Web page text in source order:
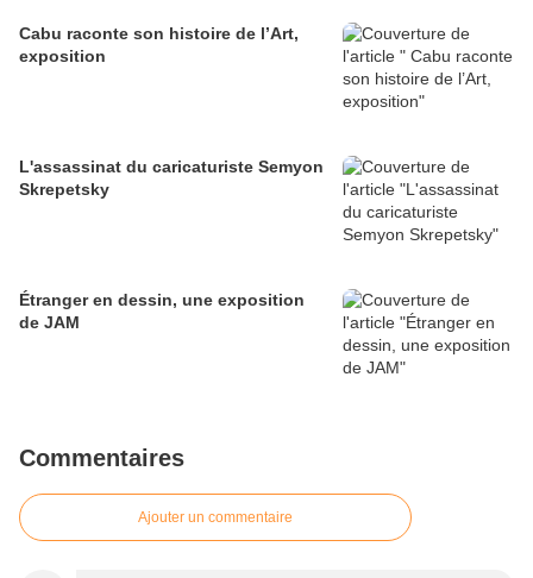
Cabu raconte son histoire de l’Art,
exposition
L'assassinat du caricaturiste Semyon
Skrepetsky
Étranger en dessin, une exposition
de JAM
Commentaires
Ajouter un commentaire